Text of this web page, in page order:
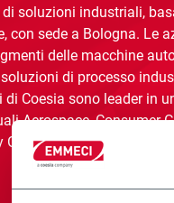
soluzioni industriali,
con sede a Bologna. Le
delle macchine
di processo
di Coesia sono leader in
Aerospace, Consumer
Goods, Pharmaceutical,